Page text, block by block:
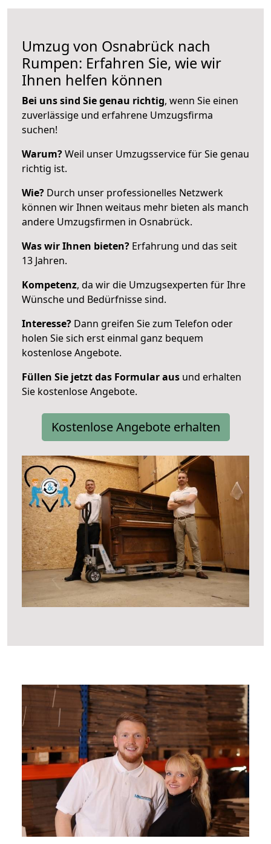
Umzug von Osnabrück nach
Rumpen: Erfahren Sie, wie wir
Ihnen helfen können
Bei uns sind Sie genau richtig, wenn Sie einen
zuverlässige und erfahrene Umzugsfirma
suchen!
Warum?Weil unser Umzugsservice für Sie genau
richtig ist.
Wie? Durch unser professionelles Netzwerk
können wir Ihnen weitaus mehr bieten als manch
andere Umzugsfirmen in Osnabrück.
Was wir Ihnen bieten? Erfahrung und das seit
13 Jahren.
Kompetenz, da wir die Umzugsexperten für Ihre
Wünsche und Bedürfnisse sind.
Interesse? Dann greifen Sie zum Telefon oder
holen Sie sich erst einmal ganz bequem
kostenlose Angebote.
Füllen Sie jetzt das Formular aus und erhalten
Sie kostenlose Angebote.
Kostenlose Angebote erhalten